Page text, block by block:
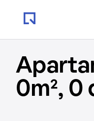
0m², 0